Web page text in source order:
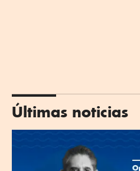
Últimas noticias